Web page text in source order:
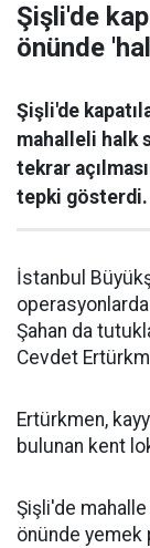
Şişli'de
önünde
Şişli'de
mahalleli halk
tekrar
tepki gösterdi.
İstanbul
Şahan da
Cevdet
Ertürkmen,
bulunan kent
Şişli'de mahalle
önünde yemek